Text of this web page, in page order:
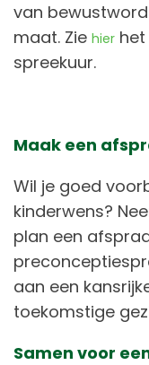
van
maat. Zie hier het
spreekuur.
Maak een
Wil je goed
kinderwens?
plan een
aan een
toekomstige
Samen voor